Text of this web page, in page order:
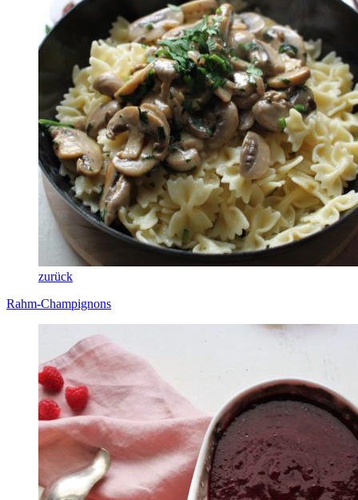
zurück
Rahm-Champignons